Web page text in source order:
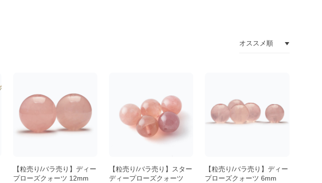
【粒売り/バラ売り】ディー
プローズクォーツ 12mm
【粒売り/バラ売り】スター
ディープローズクォーツ
【粒売り/バラ売り】ディー
プローズクォーツ 6mm